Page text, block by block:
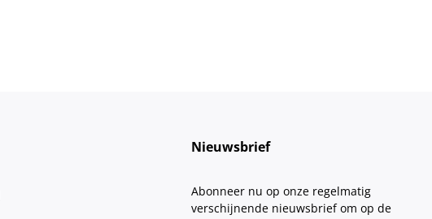
Nieuwsbrief
Abonneer nu op onze regelmatig
verschijnende nieuwsbrief om op de